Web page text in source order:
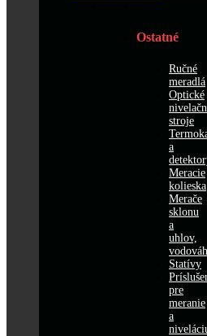
Ostatné
Ručné
meradlá
Optické
stroje
a
Meracie
kolieska
Merače
sklonu
a
uhlov,
Statívy
pre
meranie
a